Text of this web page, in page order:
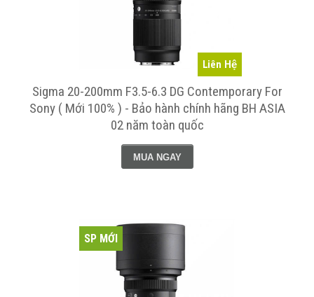
Liên Hệ
Sigma 20-200mm F3.5-6.3 DG Contemporary For
Sony ( Mới 100% ) - Bảo hành chính hãng BH ASIA
02 năm toàn quốc
MUA NGAY
SP MỚI